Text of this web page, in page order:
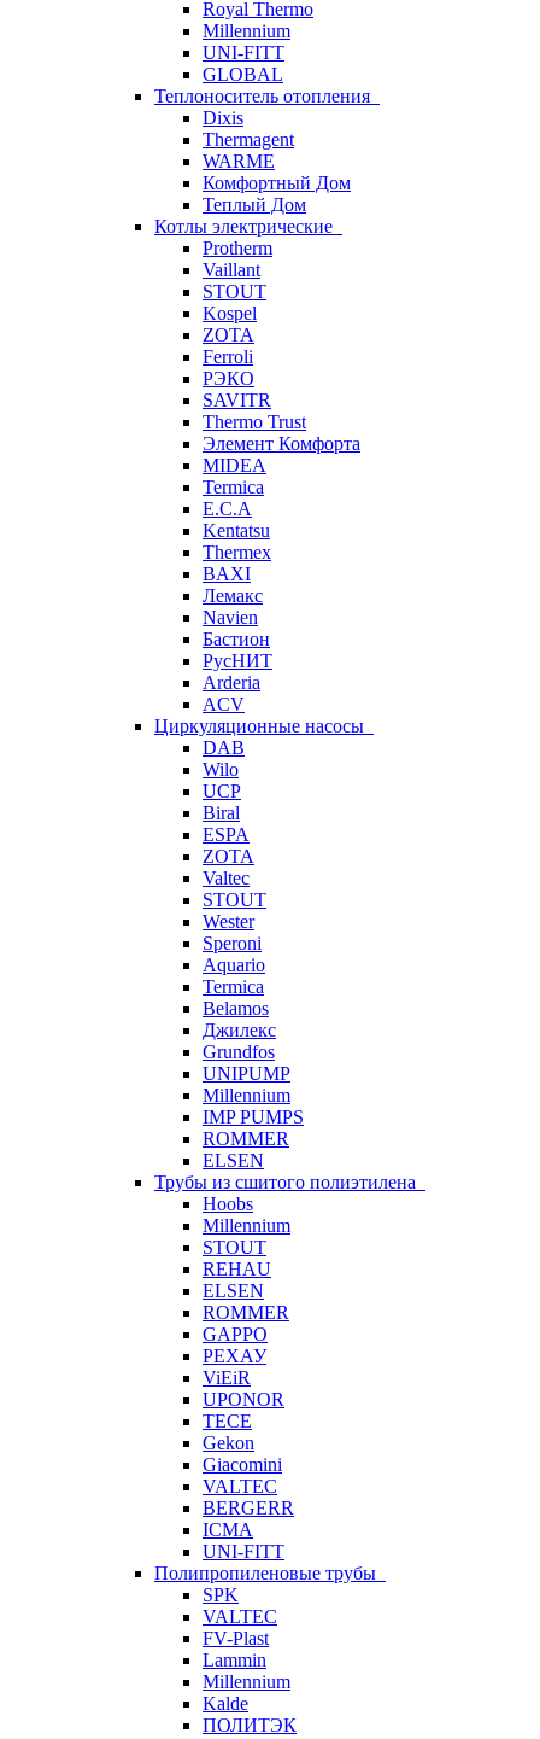
Royal Thermo
Millennium
UNI-FITT
GLOBAL
Теплоноситель отопления
Dixis
Thermagent
WARME
Комфортный Дом
Теплый Дом
Котлы электрические
Protherm
Vaillant
STOUT
Kospel
ZOTA
Ferroli
РЭКО
SAVITR
Thermo Trust
Элемент Комфорта
MIDEA
Termica
E.C.A
Kentatsu
Thermex
BAXI
Лемакс
Navien
Бастион
РусНИТ
Arderia
ACV
Циркуляционные насосы
DAB
Wilo
UCP
Biral
ESPA
ZOTA
Valtec
STOUT
Wester
Speroni
Aquario
Termica
Belamos
Джилекс
Grundfos
UNIPUMP
Millennium
IMP PUMPS
ROMMER
ELSEN
Трубы из сшитого полиэтилена
Hoobs
Millennium
STOUT
REHAU
ELSEN
ROMMER
GAPPO
РЕХАУ
ViEiR
UPONOR
TECE
Gekon
Giacomini
VALTEC
BERGERR
ICMA
UNI-FITT
Полипропиленовые трубы
SPK
VALTEC
FV-Plast
Lammin
Millennium
Kalde
ПОЛИТЭК